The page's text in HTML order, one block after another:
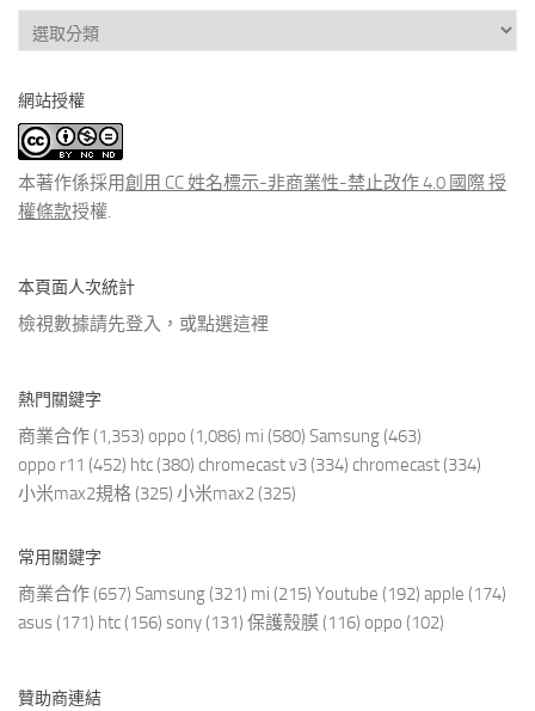
查
看
類
文
章
網站授權
本著作係採用創用 CC 姓名標示-非商業性-禁止改作 4.0 國際 授
權條款授權.
本頁面人次統計
檢視數據請先登入，或點選這裡
熱門關鍵字
商業合作 (1,353) oppo (1,086) mi (580) Samsung (463)
oppo r11 (452) htc (380) chromecast v3 (334) chromecast (334)
小米max2規格 (325) 小米max2 (325)
常用關鍵字
商業合作 (657) Samsung (321) mi (215) Youtube (192) apple (174)
asus (171) htc (156) sony (131) 保護殼膜 (116) oppo (102)
贊助商連結